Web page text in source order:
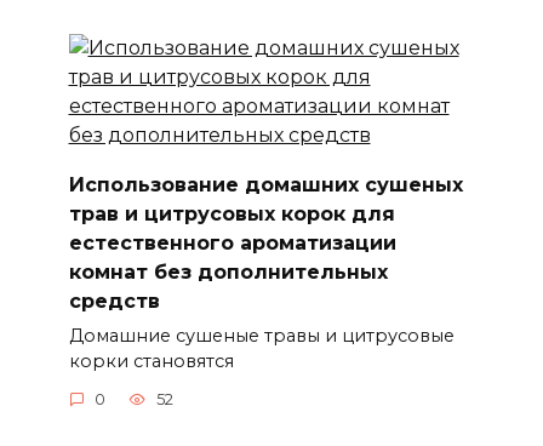
Использование домашних сушеных
трав и цитрусовых корок для
естественного ароматизации
комнат без дополнительных
средств
Домашние сушеные травы и цитрусовые
корки становятся
0 52